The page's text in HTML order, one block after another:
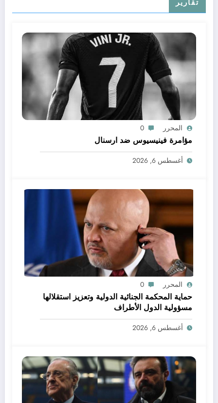
تقارير
المحرر 0
مؤامرة فينيسيوس ضد ارسنال
أغسطس 6, 2026
المحرر 0
حماية المحكمة الجنائية الدولية وتعزيز استقلالها
مسؤولية الدول الأطراف
أغسطس 6, 2026